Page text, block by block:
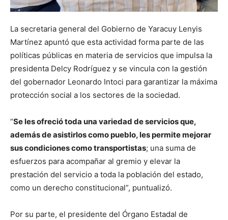
La secretaria general del Gobierno de Yaracuy Lenyis
Martínez apuntó que esta actividad forma parte de las
políticas públicas en materia de servicios que impulsa la
presidenta Delcy Rodríguez y se vincula con la gestión
del gobernador Leonardo Intoci para garantizar la máxima
protección social a los sectores de la sociedad.
“Se les ofreció toda una variedad de servicios que,
además de asistirlos como pueblo, les permite mejorar
sus condiciones como transportistas; una suma de
esfuerzos para acompañar al gremio y elevar la
prestación del servicio a toda la población del estado,
como un derecho constitucional”, puntualizó.
Por su parte, el presidente del Órgano Estadal de